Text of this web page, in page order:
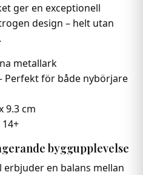
ger en exceptionell
design – helt utan
metallark
Perfekt för både nybörjare
9.3 cm
byggupplevelse
en balans mellan